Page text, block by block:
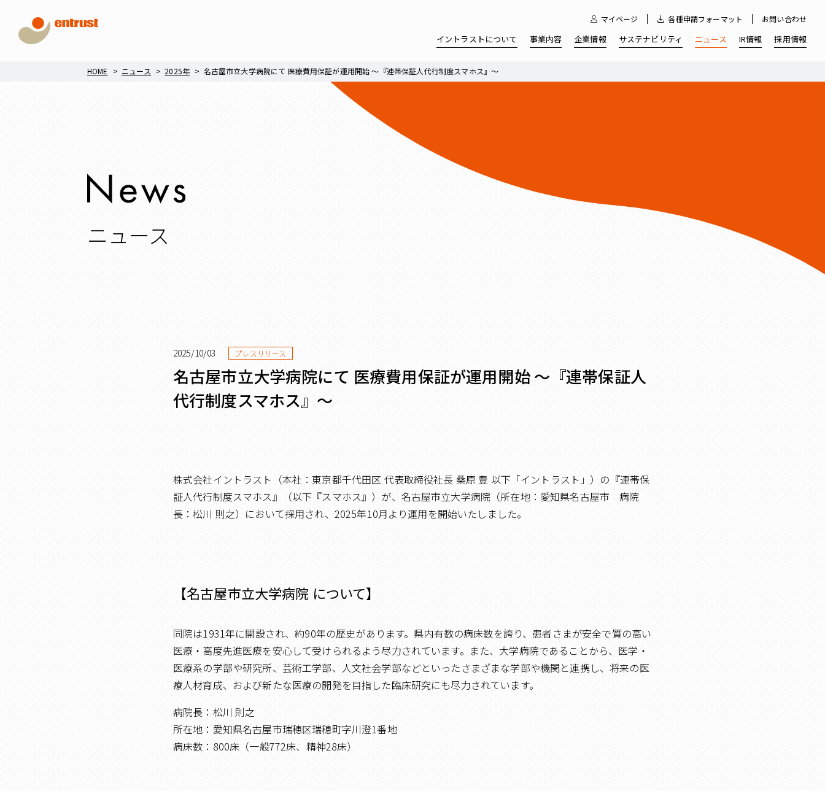
イントラストについて 事業内容 企業情報 サステナビリティ ニュース IR情報 採用情報
マイページ 各種申請フォーマット お問い合わせ
HOME ニュース 2025年 名古屋市立大学病院にて 医療費用保証が運用開始 ～『連帯保証人代行制度スマホス』～
ニュース
2025/10/03 プレスリリース
名古屋市立大学病院にて 医療費用保証が運用開始 ～『連帯保証人
代行制度スマホス』～
株式会社イントラスト（本社：東京都千代田区 代表取締役社長 桑原 豊 以下「イントラスト」）の『連帯保
証人代行制度スマホス』（以下『スマホス』）が、名古屋市立大学病院（所在地：愛知県名古屋市 病院
長：松川 則之）において採用され、2025年10月より運用を開始いたしました。
【名古屋市立大学病院 について】
同院は1931年に開設され、約90年の歴史があります。県内有数の病床数を誇り、患者さまが安全で質の高い
医療・高度先進医療を安心して受けられるよう尽力されています。また、大学病院であることから、医学・
医療系の学部や研究所、芸術工学部、人文社会学部などといったさまざまな学部や機関と連携し、将来の医
療人材育成、および新たな医療の開発を目指した臨床研究にも尽力されています。
病院長：松川 則之
所在地：愛知県名古屋市瑞穂区瑞穂町字川澄1番地
病床数：800床（一般772床、精神28床）